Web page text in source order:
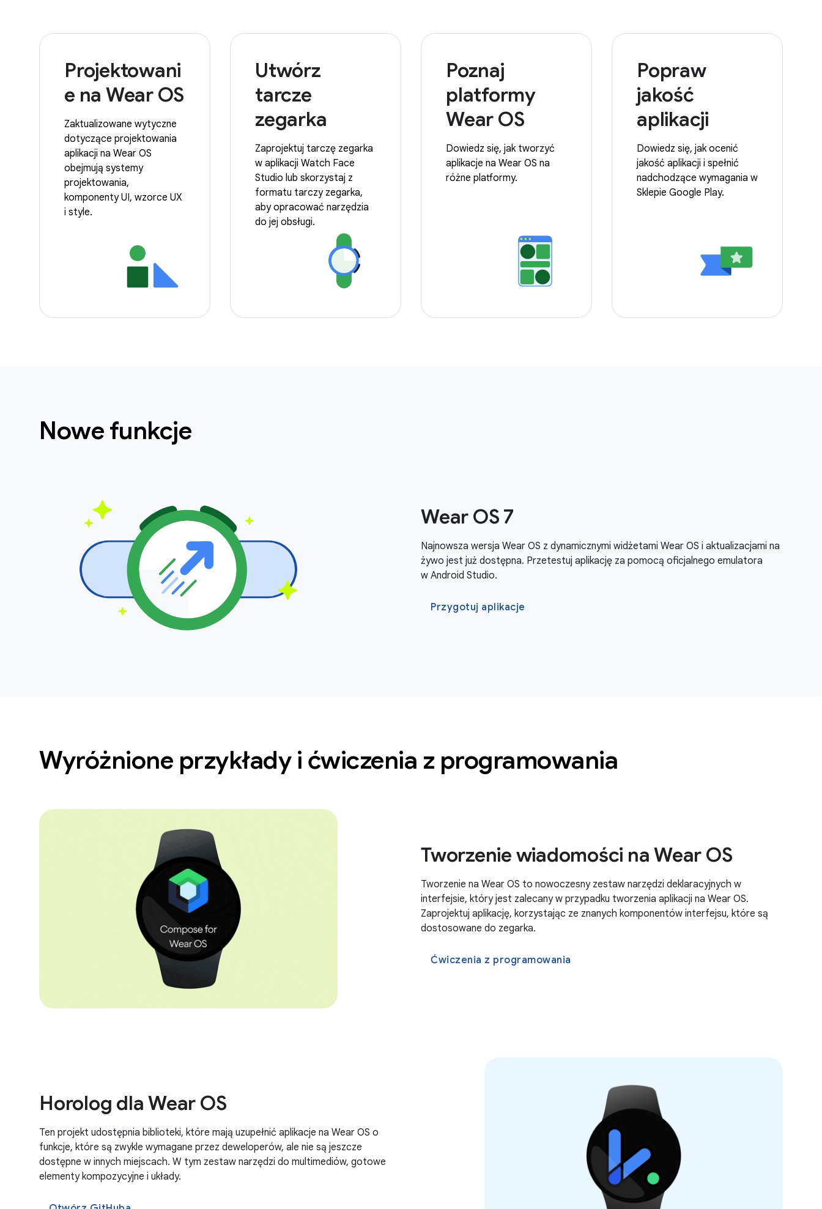
Projektowani
e na Wear OS
Zaktualizowane wytyczne
dotyczące projektowania
aplikacji na Wear OS
obejmują systemy
projektowania,
komponenty UI, wzorce UX
i style.
Utwórz
tarcze
zegarka
Zaprojektuj tarczę zegarka
w aplikacji Watch Face
Studio lub skorzystaj z
formatu tarczy zegarka,
aby opracować narzędzia
do jej obsługi.
Poznaj
platformy
Wear OS
Dowiedz się, jak tworzyć
aplikacje na Wear OS na
różne platformy.
Popraw
jakość
aplikacji
Dowiedz się, jak ocenić
jakość aplikacji i spełnić
nadchodzące wymagania w
Sklepie Google Play.
Nowe funkcje
Wear OS 7
Najnowsza wersja Wear OS z dynamicznymi widżetami Wear OS i aktualizacjami na
żywo jest już dostępna. Przetestuj aplikację za pomocą oficjalnego emulatora
w Android Studio.
Przygotuj aplikacje
Wyróżnione przykłady i ćwiczenia z programowania
Tworzenie wiadomości na Wear OS
Tworzenie na Wear OS to nowoczesny zestaw narzędzi deklaracyjnych w
interfejsie, który jest zalecany w przypadku tworzenia aplikacji na Wear OS.
Zaprojektuj aplikację, korzystając ze znanych komponentów interfejsu, które są
dostosowane do zegarka.
Ćwiczenia z programowania
Horolog dla Wear OS
Ten projekt udostępnia biblioteki, które mają uzupełnić aplikacje na Wear OS o
funkcje, które są zwykle wymagane przez deweloperów, ale nie są jeszcze
dostępne w innych miejscach. W tym zestaw narzędzi do multimediów, gotowe
elementy kompozycyjne i układy.